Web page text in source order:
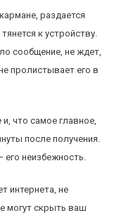
раздается
к устройству.
сообщение, не ждет,
пролистывает его в
что самое главное,
после получения.
его неизбежность.
интернета, не
могут скрыть ваш